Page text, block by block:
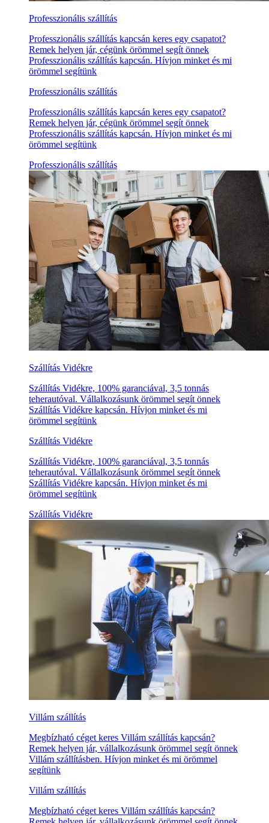
Professzionális szállítás
Professzionális szállítás kapcsán keres egy csapatot?
Remek helyen jár, cégünk örömmel segít önnek
Professzionális szállítás kapcsán. Hívjon minket és mi
örömmel segítünk
Professzionális szállítás
Professzionális szállítás kapcsán keres egy csapatot?
Remek helyen jár, cégünk örömmel segít önnek
Professzionális szállítás kapcsán. Hívjon minket és mi
örömmel segítünk
Professzionális szállítás
Szállítás Vidékre
Szállítás Vidékre, 100% garanciával, 3,5 tonnás
teherautóval. Vállalkozásunk örömmel segít önnek
Szállítás Vidékre kapcsán. Hívjon minket és mi
örömmel segítünk
Szállítás Vidékre
Szállítás Vidékre, 100% garanciával, 3,5 tonnás
teherautóval. Vállalkozásunk örömmel segít önnek
Szállítás Vidékre kapcsán. Hívjon minket és mi
örömmel segítünk
Szállítás Vidékre
Villám szállítás
Megbízható céget keres Villám szállítás kapcsán?
Remek helyen jár, vállalkozásunk örömmel segít önnek
Villám szállításben. Hívjon minket és mi örömmel
segítünk
Villám szállítás
Megbízható céget keres Villám szállítás kapcsán?